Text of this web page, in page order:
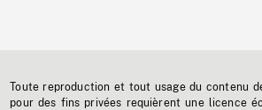
Toute reproduction et tout usage du contenu
pour des fins privées requièrent une licence